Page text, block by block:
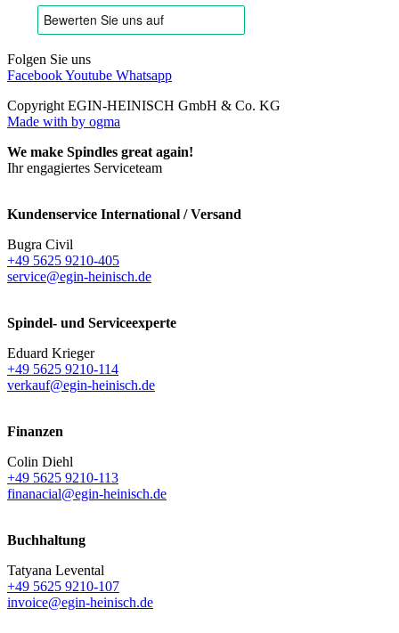
Folgen Sie uns
FacebookYoutube Whatsapp
Copyright EGIN-HEINISCH GmbH & Co. KG
Made with by ogma
We make Spindles great again!
Ihr engagiertes Serviceteam
Kundenservice International / Versand
Bugra Civil
+49 5625 9210-405
service@egin-heinisch.de
Spindel- und Serviceexperte
Eduard Krieger
+49 5625 9210-114
verkauf@egin-heinisch.de
Finanzen
Colin Diehl
+49 5625 9210-113
finanacial@egin-heinisch.de
Buchhaltung
Tatyana Levental
+49 5625 9210-107
invoice@egin-heinisch.de